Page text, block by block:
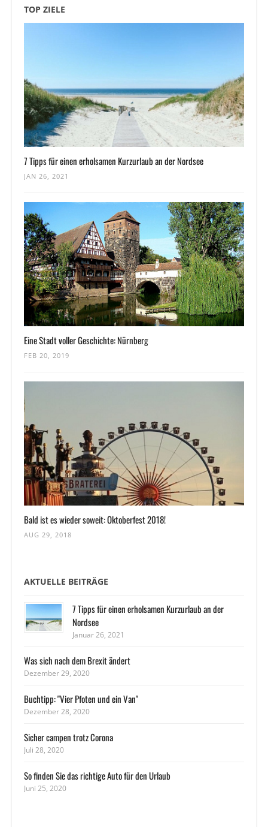
TOP ZIELE
7 Tipps für einen erholsamen Kurzurlaub an der Nordsee
JAN 26, 2021
Eine Stadt voller Geschichte: Nürnberg
FEB 20, 2019
Bald ist es wieder soweit: Oktoberfest 2018!
AUG 29, 2018
AKTUELLE BEITRÄGE
7 Tipps für einen erholsamen Kurzurlaub an der
Nordsee
Januar 26, 2021
Was sich nach dem Brexit ändert
Dezember 29, 2020
Buchtipp: "Vier Pfoten und ein Van"
Dezember 28, 2020
Sicher campen trotz Corona
Juli 28, 2020
So finden Sie das richtige Auto für den Urlaub
Juni 25, 2020